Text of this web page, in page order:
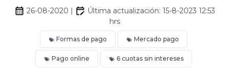
26-08-2020 | Última actualización: 15-8-2023 12:53
hrs
Formas de pago Mercado pago
Pago online 6 cuotas sin intereses